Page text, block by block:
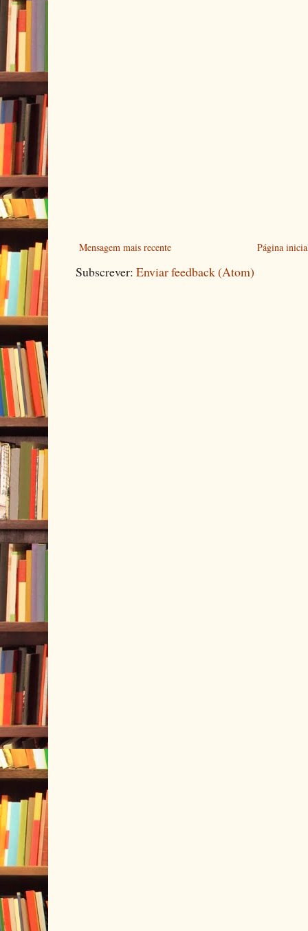
Mensagem mais recente Página
Subscrever: Enviar feedback (Atom)